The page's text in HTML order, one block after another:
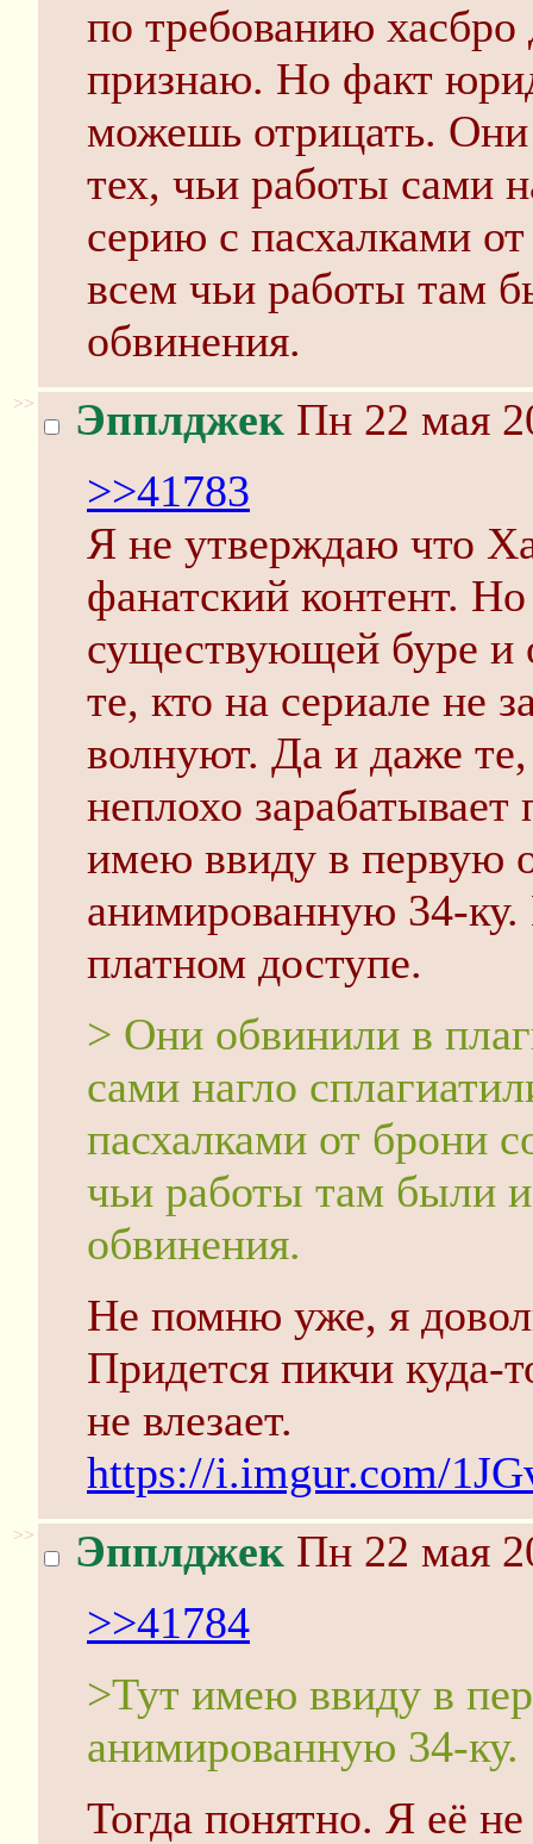
по требованию хасбро
признаю. Но факт
можешь отрицать. Они
тех, чьи работы сами
серию с пасхалками
всем чьи работы там
обвинения.
>> Эпплджек Пн 22 мая
>>41783
Я не утверждаю что
фанатский контент.
существующей буре и
те, кто на сериале не
волнуют. Да и даже
неплохо зарабатывает
имею ввиду в первую
анимированную 34-ку.
платном доступе.
> Они обвинили в
сами нагло
пасхалками от брони
чьи работы там были
обвинения.
Не помню уже, я
Придется пикчи куда-
не влезает.
https://i.imgur.com/
>> Эпплджек Пн 22 мая
>>41784
>Тут имею ввиду в
анимированную 34-ку.
Тогда понятно. Я её